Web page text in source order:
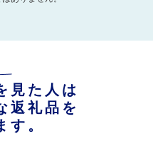
見た人は
返礼品を
す。